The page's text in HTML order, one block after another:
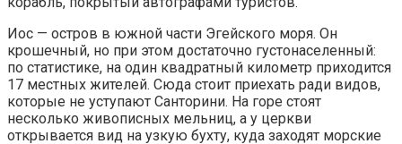
Иос — остров в южной части Эгейского моря. Он
крошечный, но при этом достаточно густонаселенный:
по статистике, на один квадратный километр приходится
17 местных жителей. Сюда стоит приехать ради видов,
которые не уступают Санторини. На горе стоят
несколько живописных мельниц, а у церкви
открывается вид на узкую бухту, куда заходят морские